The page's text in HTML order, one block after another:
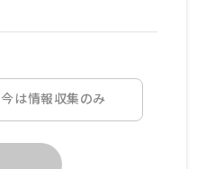
今は情報収集のみ